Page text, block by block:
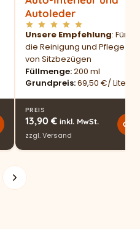
Autoleder
Unsere Empfehlung: Für
die Reinigung und Pflege
von Sitzbezügen
Füllmenge 200 ml
Grundpreis 69,50 €/ Liter
PREIS
13,90 € inkl. MwSt.
zzgl.Versand